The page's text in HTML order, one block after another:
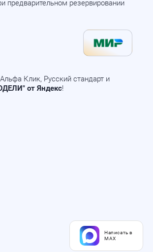
предварительном резервировании
Клик, Русский стандарт и
от Яндекс!
Написать в
MAX